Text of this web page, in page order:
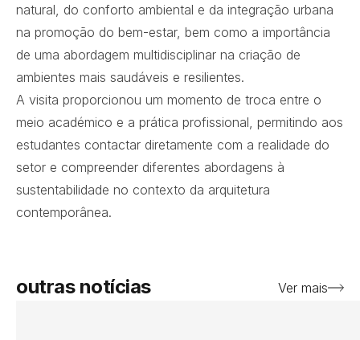
natural, do conforto ambiental e da integração urbana
na promoção do bem-estar, bem como a importância
de uma abordagem multidisciplinar na criação de
ambientes mais saudáveis e resilientes.
A visita proporcionou um momento de troca entre o
meio académico e a prática profissional, permitindo aos
estudantes contactar diretamente com a realidade do
setor e compreender diferentes abordagens à
sustentabilidade no contexto da arquitetura
contemporânea.
outras notícias
Ver mais